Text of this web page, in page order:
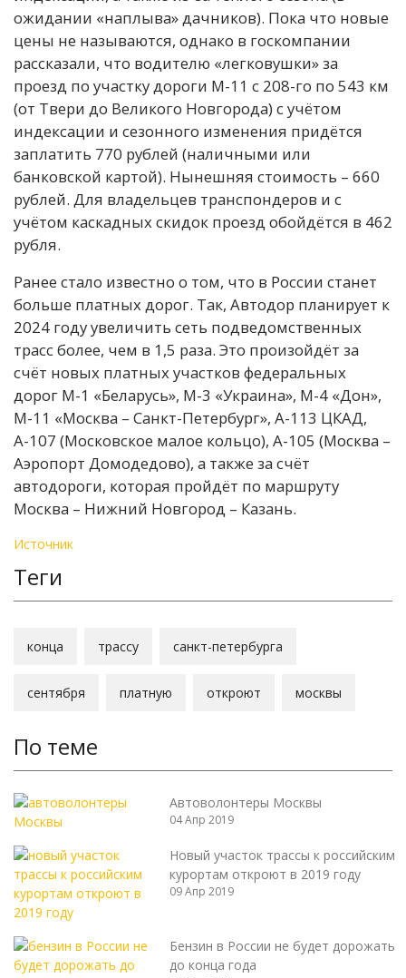
ожидании «наплыва» дачников). Пока что новые
цены не называются, однако в госкомпании
рассказали, что водителю «легковушки» за
проезд по участку дороги М-11 с 208-го по 543 км
(от Твери до Великого Новгорода) с учётом
индексации и сезонного изменения придётся
заплатить 770 рублей (наличными или
банковской картой). Нынешняя стоимость – 660
рублей. Для владельцев транспондеров и с
учётом каскадных скидок проезд обойдётся в 462
рубля.
Ранее стало известно о том, что в России станет
больше платных дорог. Так, Автодор планирует к
2024 году увеличить сеть подведомственных
трасс более, чем в 1,5 раза. Это произойдёт за
счёт новых платных участков федеральных
дорог М-1 «Беларусь», М-3 «Украина», М-4 «Дон»,
М-11 «Москва – Санкт-Петербург», А-113 ЦКАД,
А-107 (Московское малое кольцо), А-105 (Москва –
Аэропорт Домодедово), а также за счёт
автодороги, которая пройдёт по маршруту
Москва – Нижний Новгород – Казань.
Источник
Теги
конца трассу санкт-петербурга
сентября платную откроют москвы
По теме
Автоволонтеры Москвы
04 Апр 2019
Новый участок трассы к российским
курортам откроют в 2019 году
09 Апр 2019
Бензин в России не будет дорожать
до конца года